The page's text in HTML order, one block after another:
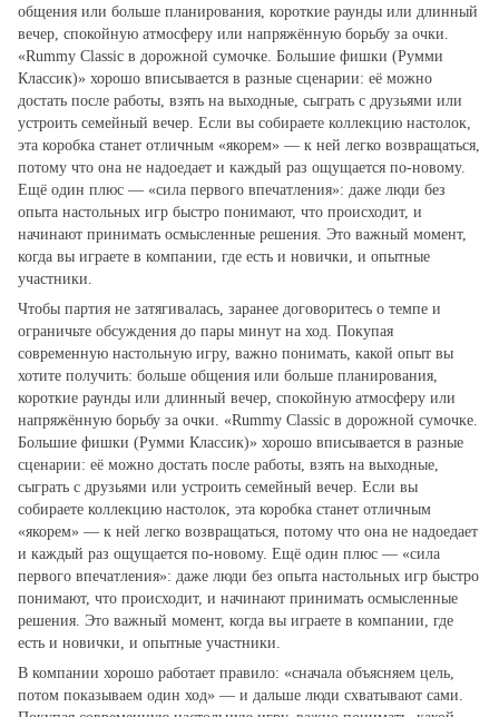
общения или больше планирования, короткие раунды или длинный
вечер, спокойную атмосферу или напряжённую борьбу за очки.
«Rummy Classic в дорожной сумочке. Большие фишки (Румми
Классик)» хорошо вписывается в разные сценарии: её можно
достать после работы, взять на выходные, сыграть с друзьями или
устроить семейный вечер. Если вы собираете коллекцию настолок,
эта коробка станет отличным «якорем» — к ней легко возвращаться,
потому что она не надоедает и каждый раз ощущается по‑новому.
Ещё один плюс — «сила первого впечатления»: даже люди без
опыта настольных игр быстро понимают, что происходит, и
начинают принимать осмысленные решения. Это важный момент,
когда вы играете в компании, где есть и новички, и опытные
участники.
Чтобы партия не затягивалась, заранее договоритесь о темпе и
ограничьте обсуждения до пары минут на ход. Покупая
современную настольную игру, важно понимать, какой опыт вы
хотите получить: больше общения или больше планирования,
короткие раунды или длинный вечер, спокойную атмосферу или
напряжённую борьбу за очки. «Rummy Classic в дорожной сумочке.
Большие фишки (Румми Классик)» хорошо вписывается в разные
сценарии: её можно достать после работы, взять на выходные,
сыграть с друзьями или устроить семейный вечер. Если вы
собираете коллекцию настолок, эта коробка станет отличным
«якорем» — к ней легко возвращаться, потому что она не надоедает
и каждый раз ощущается по‑новому. Ещё один плюс — «сила
первого впечатления»: даже люди без опыта настольных игр быстро
понимают, что происходит, и начинают принимать осмысленные
решения. Это важный момент, когда вы играете в компании, где
есть и новички, и опытные участники.
В компании хорошо работает правило: «сначала объясняем цель,
потом показываем один ход» — и дальше люди схватывают сами.